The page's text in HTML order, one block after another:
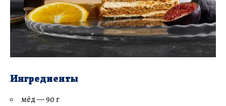
Ингредиенты
мёд — 90 г